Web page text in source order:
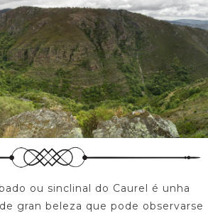
ou sinclinal do Caurel é unha
gran beleza que pode observarse